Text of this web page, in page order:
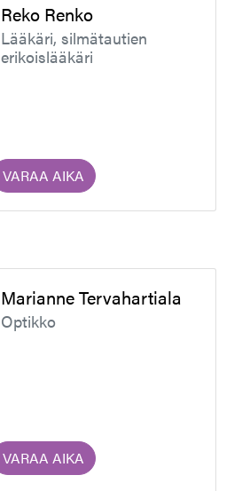
Reko Renko
Lääkäri, silmätautien
erikoislääkäri
VARAA AIKA
Marianne Tervahartiala
Optikko
VARAA AIKA